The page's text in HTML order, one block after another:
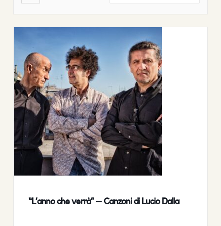
“L’anno che verrà” – Canzoni di Lucio Dalla